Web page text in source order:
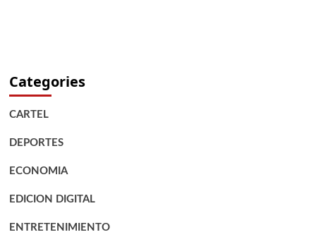
Categories
CARTEL
DEPORTES
ECONOMIA
EDICION DIGITAL
ENTRETENIMIENTO